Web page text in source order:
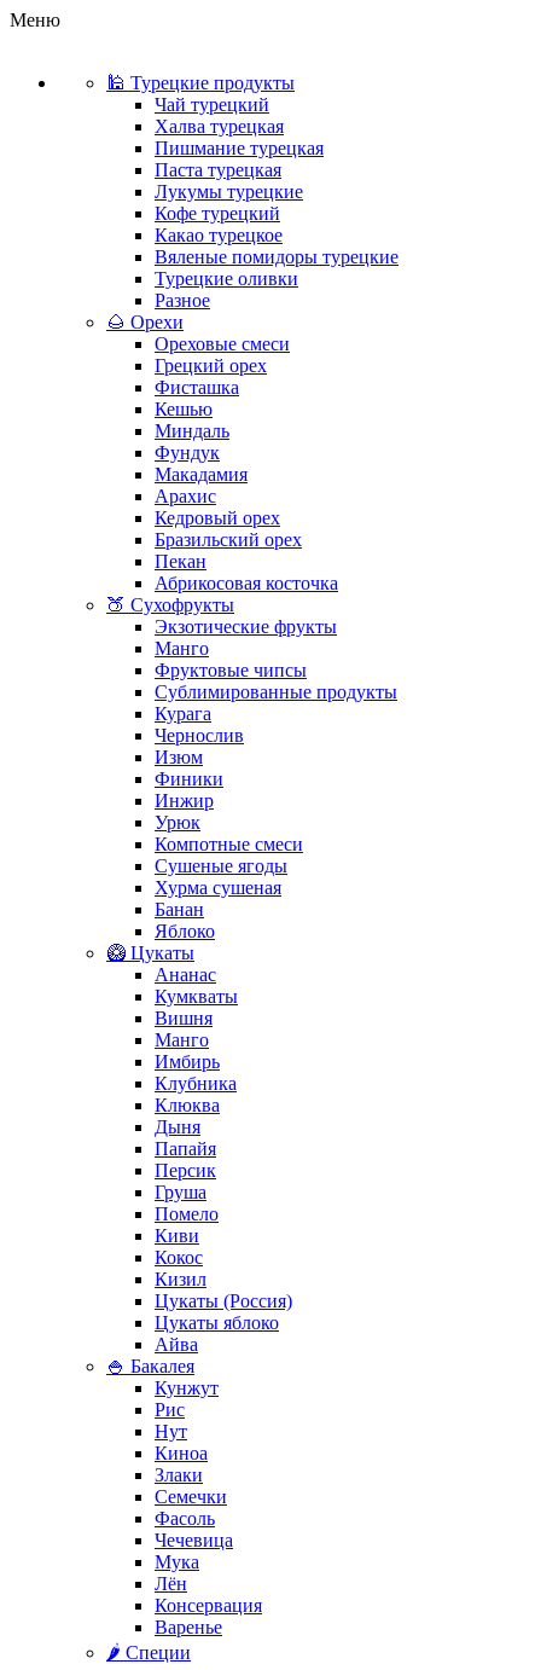
Меню
🕌 Турецкие продукты
Чай турецкий
Халва турецкая
Пишмание турецкая
Паста турецкая
Лукумы турецкие
Кофе турецкий
Какао турецкое
Вяленые помидоры турецкие
Турецкие оливки
Разное
🌰 Орехи
Ореховые смеси
Грецкий орех
Фисташка
Кешью
Миндаль
Фундук
Макадамия
Арахис
Кедровый орех
Бразильский орех
Пекан
Абрикосовая косточка
🍑 Сухофрукты
Экзотические фрукты
Манго
Фруктовые чипсы
Сублимированные продукты
Курага
Чернослив
Изюм
Финики
Инжир
Урюк
Компотные смеси
Сушеные ягоды
Хурма сушеная
Банан
Яблоко
🥝 Цукаты
Ананас
Кумкваты
Вишня
Манго
Имбирь
Клубника
Клюква
Дыня
Папайя
Персик
Груша
Помело
Киви
Кокос
Кизил
Цукаты (Россия)
Цукаты яблоко
Айва
🍚 Бакалея
Кунжут
Рис
Нут
Киноа
Злаки
Семечки
Фасоль
Чечевица
Мука
Лён
Консервация
Варенье
🌶️ Специи